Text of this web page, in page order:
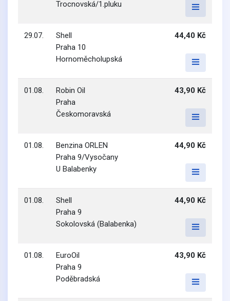
Trocnovská/1.pluku
29.07.
Shell
Praha 10
Hornoměcholupská
44,40 Kč
01.08.
Robin Oil
Praha
Českomoravská
43,90 Kč
01.08.
Benzina ORLEN
Praha 9/Vysočany
U Balabenky
44,90 Kč
01.08.
Shell
Praha 9
Sokolovská (Balabenka)
44,90 Kč
01.08.
EuroOil
Praha 9
Poděbradská
43,90 Kč